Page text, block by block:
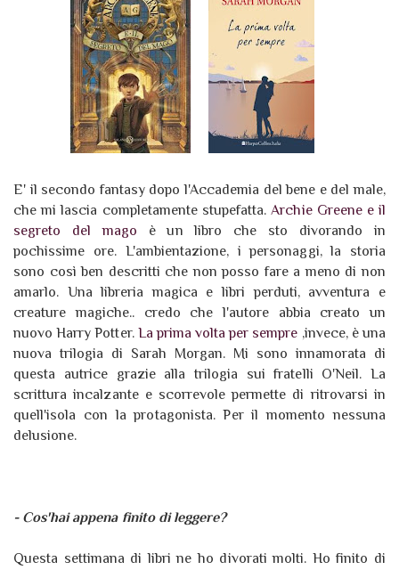
E' il secondo fantasy dopo l'Accademia del bene e del male,
che mi lascia completamente stupefatta.Archie Greene e il
segreto del mago è un libro che sto divorando in
pochissime ore. L'ambientazione, i personaggi, la storia
sono così ben descritti che non posso fare a meno di non
amarlo. Una libreria magica e libri perduti, avventura e
creature magiche.. credo che l'autore abbia creato un
nuovo Harry Potter.La prima volta per sempre ,invece, è una
nuova trilogia di Sarah Morgan. Mi sono innamorata di
questa autrice grazie alla trilogia sui fratelli O'Neil. La
scrittura incalzante e scorrevole permette di ritrovarsi in
quell'isola con la protagonista. Per il momento nessuna
delusione.
- Cos'hai appena finito di leggere?
Questa settimana di libri ne ho divorati molti. Ho finito di